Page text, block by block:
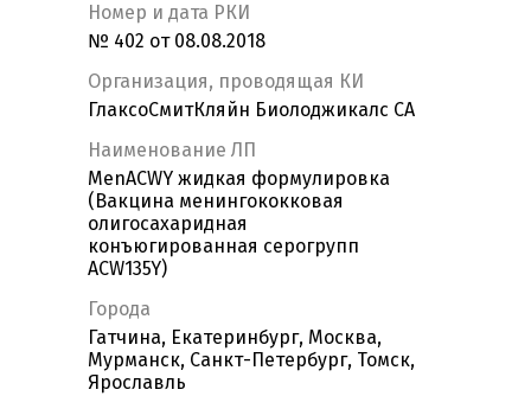
Номер и дата РКИ
№ 402 от 08.08.2018
Организация, проводящая КИ
ГлаксоСмитКляйн Биолоджикалс СА
Наименование ЛП
MenACWY жидкая формулировка
(Вакцина менингококковая
олигосахаридная
конъюгированная серогрупп
ACW135Y)
Города
Гатчина, Екатеринбург, Москва,
Мурманск, Санкт-Петербург, Томск,
Ярославль